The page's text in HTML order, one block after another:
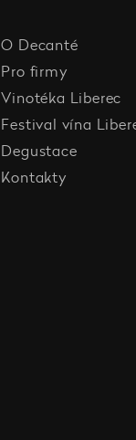
O Decanté
Pro firmy
Vinotéka Liberec
Festival vína
Degustace
Kontakty